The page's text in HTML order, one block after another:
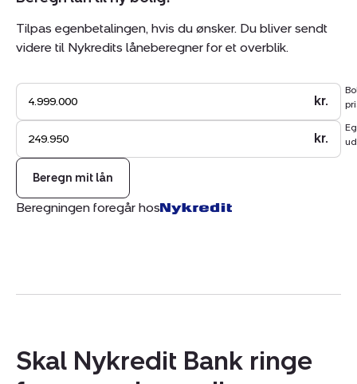
En indflytningsklar bolig, hvor alt spiller, og som er klar
Tilpas egenbetalingen, hvis du ønsker. Du bliver sendt
videre til Nykredits låneberegner for et overblik.
kr.
kr.
Beregn mit lån
Beregningen foregår hos
Skal Nykredit Bank ringe